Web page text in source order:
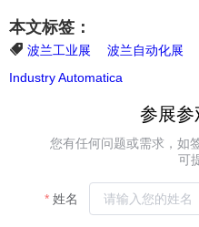
本文标签：
波兰工业展 波兰自动化展
Industry Automatica